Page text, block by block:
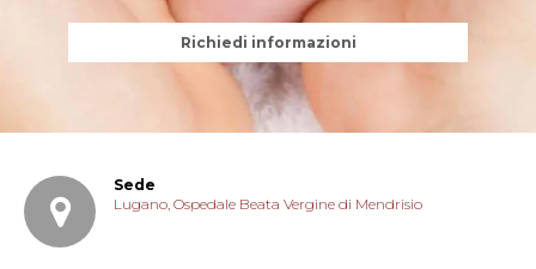
Richiedi informazioni
Sede
Lugano, Ospedale Beata Vergine di Mendrisio